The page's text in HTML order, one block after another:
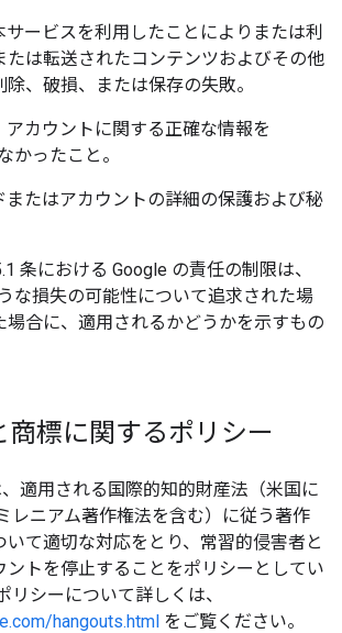
サービスを利用したことによりまたは利
たは転送されたコンテンツおよびその他
、破損、または保存の失敗。
アカウントに関する正確な情報を
かったこと。
またはアカウントの詳細の保護および秘
条における Google の責任の制限は、
な損失の可能性について追求された場
場合に、適用されるかどうかを示すもの
商標に関するポリシー
適用される国際的知的財産法（米国に
レニアム著作権法を含む）に従う著作
て適切な対応をとり、常習的侵害者と
ントを停止することをポリシーとしてい
リシーについて詳しくは、
hangouts.html をご覧ください。